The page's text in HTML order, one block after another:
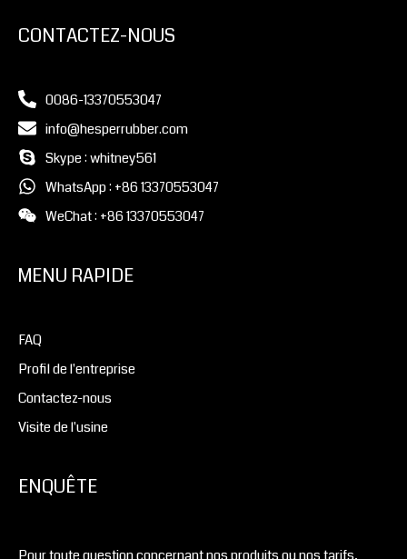
CONTACTEZ-NOUS
0086-13370553047
info@hesperrubber.com
Skype : whitney561
WhatsApp : +86 13370553047
WeChat : +86 13370553047
MENU RAPIDE
FAQ
Profil de l'entreprise
Contactez-nous
Visite de l'usine
ENQUÊTE